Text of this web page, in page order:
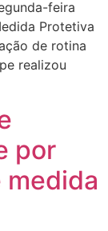
feira
Protetiva
de rotina
realizou
por